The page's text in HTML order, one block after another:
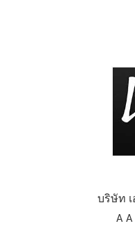
บริษัท เ
A A